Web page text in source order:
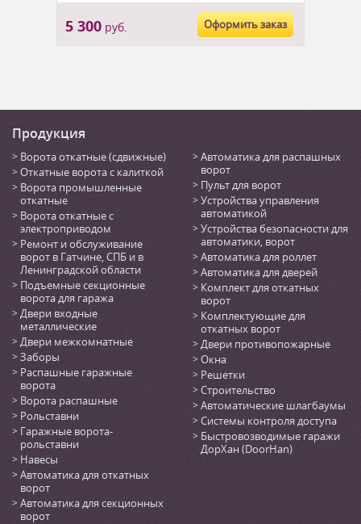
5 300руб. Оформить заказ
Продукция
Ворота откатные (сдвижные)
Откатные ворота с калиткой
Ворота промышленные
откатные
Ворота откатные с
электроприводом
Ремонт и обслуживание
ворот в Гатчине, СПБ и в
Ленинградской области
Подъемные секционные
ворота для гаража
Двери входные
металлические
Двери межкомнатные
Заборы
Распашные гаражные
ворота
Ворота распашные
Рольставни
Гаражные ворота-
рольставни
Навесы
Автоматика для откатных
ворот
Автоматика для секционных
ворот
Автоматика для распашных
ворот
Пульт для ворот
Устройства управления
автоматикой
Устройства безопасности для
автоматики, ворот
Автоматика для роллет
Автоматика для дверей
Комплект для откатных
ворот
Комплектующие для
откатных ворот
Двери противопожарные
Окна
Решетки
Строительство
Автоматические шлагбаумы
Системы контроля доступа
Быстровозводимые гаражи
ДорХан (DoorHan)